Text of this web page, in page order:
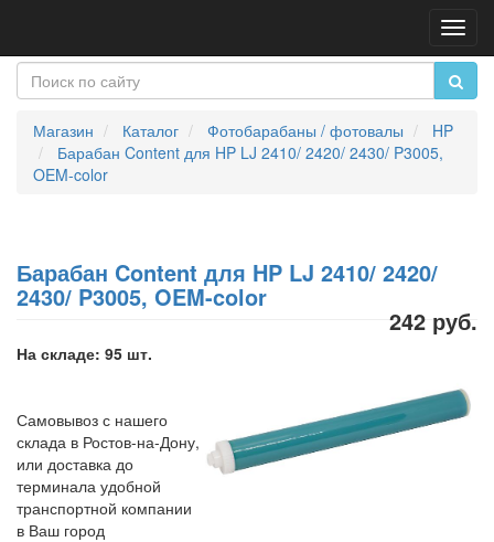
Магазин Каталог Фотобарабаны / фотовалы
HP
Барабан Content для HP LJ 2410/ 2420/ 2430/ P3005,
OEM-color
Барабан Content для HP LJ 2410/ 2420/
2430/ P3005, OEM-color
242 руб.
На складе: 95 шт.
Самовывоз с нашего
склада в Ростов-на-Дону,
или доставка до
терминала удобной
транспортной компании
в Ваш город